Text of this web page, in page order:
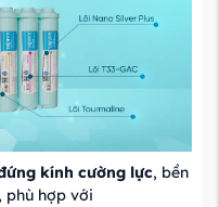
kính cường lực, bền
phù hợp với